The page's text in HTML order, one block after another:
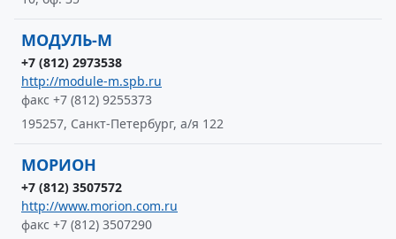
МОДУЛЬ-М
+7 (812) 2973538
http://module-m.spb.ru
факс +7 (812) 9255373
195257, Санкт-Петербург, а/я 122
МОРИОН
+7 (812) 3507572
http://www.morion.com.ru
факс +7 (812) 3507290